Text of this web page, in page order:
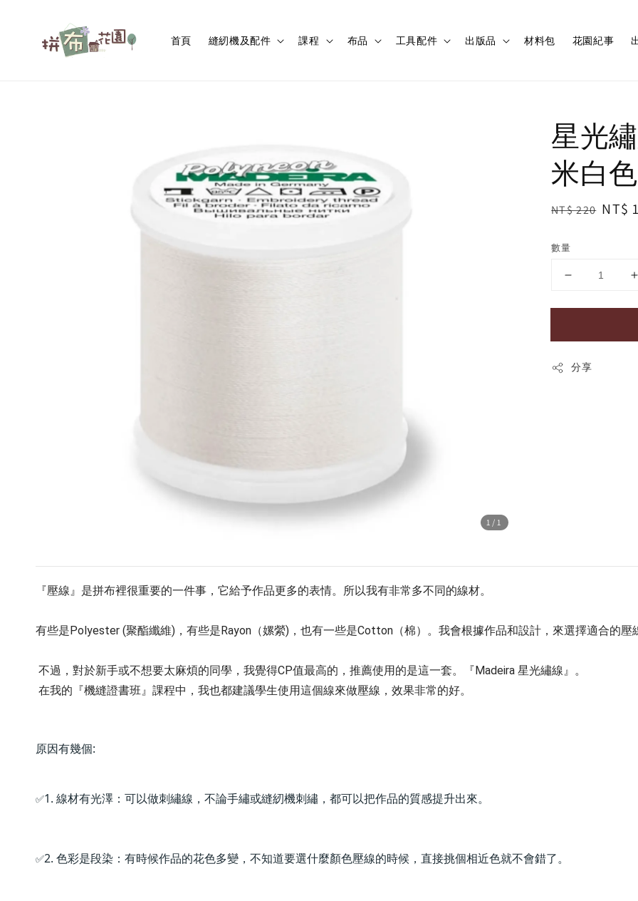
首頁 縫紉機及配件 課程 布品 工具配件 出版品 材料包 花園紀事
1 /1
星光
米白色
Regular
NT$ 220 Sale
NT$
數量
分享
『壓線』是拼布裡很重要的一件事，它給予作品更多的表情。 所以我有非常多不同的線材。
有些是Polyester (聚酯纖維)，有些是Rayon（嫘縈)，也有一些是Cotton（棉）。我會根據作品和設計，來選擇適合的壓
不過，對於新手或不想要太麻煩的同學，我覺得CP值最高的，推薦使用的是這一套。『Madeira 星光繡線』。
在我的『機縫證書班』課程中，我也都建議學生使用這個線來做壓線，效果非常的好。
原因有幾個:
✅1. 線材有光澤：可以做刺繡線，不論手繡或縫紉機刺繡，都可以把作品的質感提升出來。
✅2. 色彩是段染：有時候作品的花色多變，不知道要選什麼顏色壓線的時候，直接挑個相近色就不會錯了。